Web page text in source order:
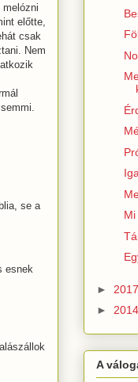
előtte,
csak
Nem
se a
esnek
► 2017
► 2014
A